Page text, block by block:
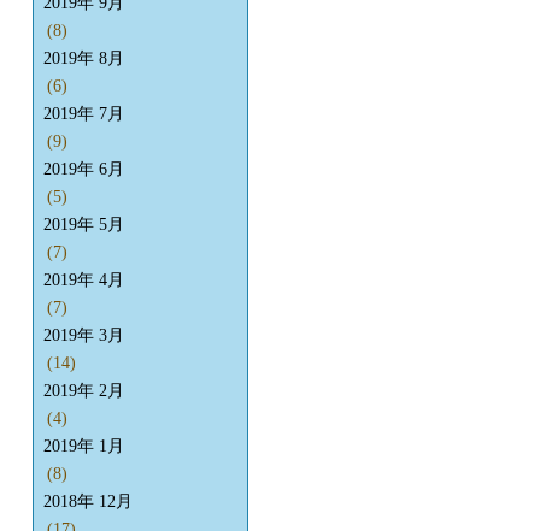
(8)
2019年 8月
(6)
2019年 7月
(9)
2019年 6月
(5)
2019年 5月
(7)
2019年 4月
(7)
2019年 3月
(14)
2019年 2月
(4)
2019年 1月
(8)
2018年 12月